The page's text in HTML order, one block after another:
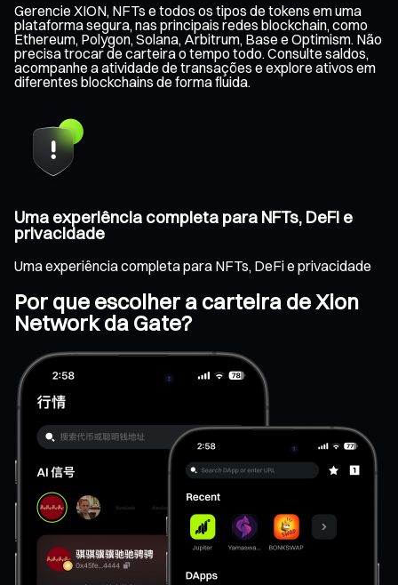
Gerencie XION, NFTs e todos os tipos de tokens em uma
plataforma segura, nas principais redes blockchain, como
Ethereum, Polygon, Solana, Arbitrum, Base e Optimism. Não
precisa trocar de carteira o tempo todo. Consulte saldos,
acompanhe a atividade de transações e explore ativos em
diferentes blockchains de forma fluida.
Uma experiência completa para NFTs, DeFi e
privacidade
Uma experiência completa para NFTs, DeFi e privacidade
Por que escolher a carteira de Xion
Network da Gate?